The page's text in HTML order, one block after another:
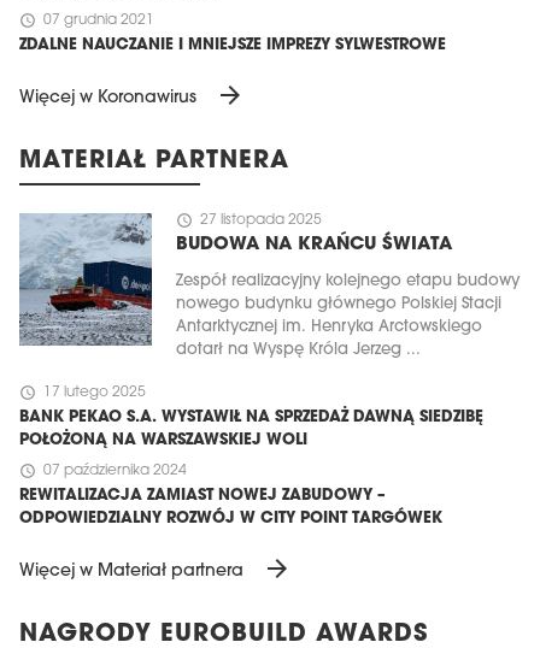
schedule 07 grudnia 2021
ZDALNE NAUCZANIE I MNIEJSZE IMPREZY SYLWESTROWE
Więcej w Koronawirus arrow_forward
MATERIAŁ PARTNERA
schedule 27 listopada 2025
BUDOWA NA KRAŃCU ŚWIATA
Zespół realizacyjny kolejnego etapu budowy
nowego budynku głównego Polskiej Stacji
Antarktycznej im. Henryka Arctowskiego
dotarł na Wyspę Króla Jerzeg ...
schedule 17 lutego 2025
BANK PEKAO S.A. WYSTAWIŁ NA SPRZEDAŻ DAWNĄ SIEDZIBĘ
POŁOŻONĄ NA WARSZAWSKIEJ WOLI
schedule 07 października 2024
REWITALIZACJA ZAMIAST NOWEJ ZABUDOWY –
ODPOWIEDZIALNY ROZWÓJ W CITY POINT TARGÓWEK
Więcej w Materiał partnera arrow_forward
NAGRODY EUROBUILD AWARDS